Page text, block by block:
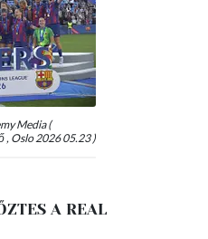
Media (
, Oslo 2026 05.23 )
A REAL